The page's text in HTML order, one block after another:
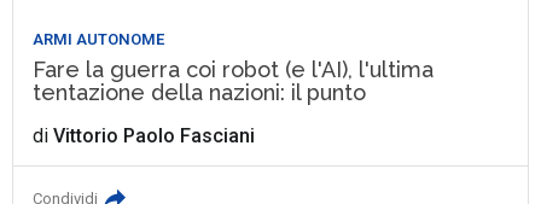
ARMI AUTONOME
Fare la guerra coi robot (e l'AI), l'ultima
tentazione della nazioni: il punto
diVittorio Paolo Fasciani
Condividi